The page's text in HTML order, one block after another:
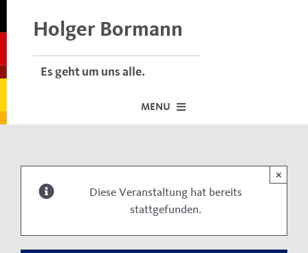
Holger Bormann
Es geht um uns alle.
MENU
Dafür stehe ich
Termine vor Ort
Diese Veranstaltung hat bereits
stattgefunden.
×